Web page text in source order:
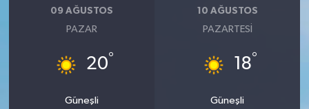
09 AĞUSTOS
PAZAR
20°
Güneşli
10 AĞUSTOS
PAZARTESI
18°
Güneşli